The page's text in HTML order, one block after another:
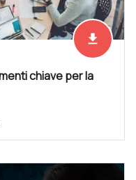
Scarica
file_download
chiave per la